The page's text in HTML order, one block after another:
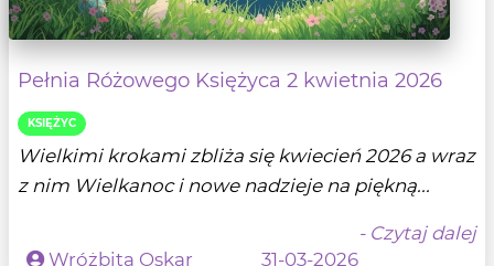
Pełnia Różowego Księżyca 2 kwietnia 2026
KSIĘŻYC
Wielkimi krokami zbliża się kwiecień 2026 a wraz
z nim Wielkanoc i nowe nadzieje na piękną...
- Czytaj dalej
Wróżbita Oskar
31-03-2026